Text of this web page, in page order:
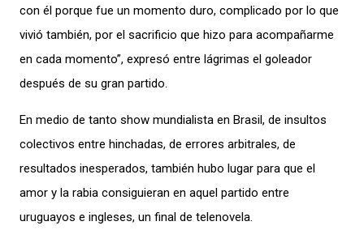
con él porque fue un momento duro, complicado por lo que
vivió también, por el sacrificio que hizo para acompañarme
en cada momento”, expresó entre lágrimas el goleador
después de su gran partido.
En medio de tanto show mundialista en Brasil, de insultos
colectivos entre hinchadas, de errores arbitrales, de
resultados inesperados, también hubo lugar para que el
amor y la rabia consiguieran en aquel partido entre
uruguayos e ingleses, un final de telenovela.